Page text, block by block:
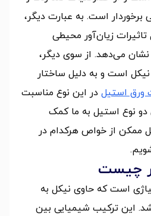
برخوردار است. به عبارت دیگر،
زیان‌آور محیطی
می‌دهد. از سوی دیگر،
است و به دلیل ساختار
ورق استیل در این نوع مناسبت
نوع استیل به ما کمک
ممکن از خواص هرکدام در
چیست
است که حاوی نیکل به
این ترکیب شیمیایی بین